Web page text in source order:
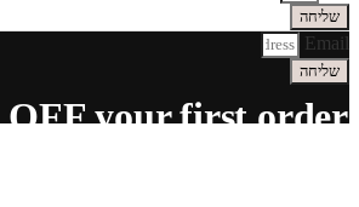
שליחה
Email
שליחה
OFF your first order